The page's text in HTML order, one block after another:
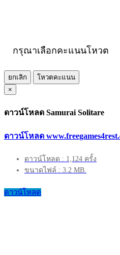
กรุณาเลือกคะแนนโหวต
ยกเลิก
โหวตคะแนน
×
ดาวน์โหลด Samurai Solitare
ดาวน์โหลด
ดาวน์โหลด : 1,124 ครั้ง
ขนาดไฟล์ : 3.2 MB.
ดาวน์โหลด